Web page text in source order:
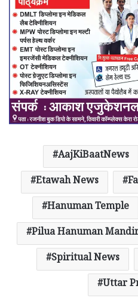
AajKiBaatNews
Etawah News
Hanuman Temple
Pilua Hanuman
Spiritual News
Uttar